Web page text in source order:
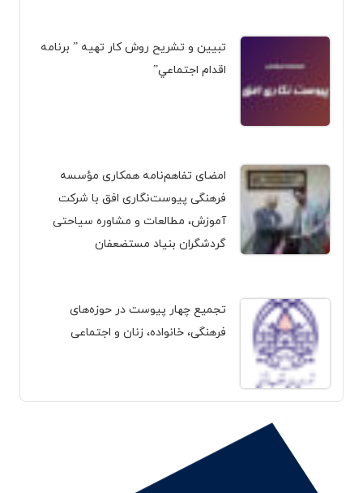
تبيين و تشريح روش کار تهیه ” برنامه
اقدام اجتماعي”
امضای تفاهم‌نامه همکاری مؤسسه
فرهنگی پیوست‌نگاری افق با شرکت
آموزش، مطالعات و مشاوره سیاحتی
گردشگران بنیاد مستضعفان
تجمیع چهار پیوست در حوزه‌های
فرهنگی، خانواده، زنان و اجتماعی